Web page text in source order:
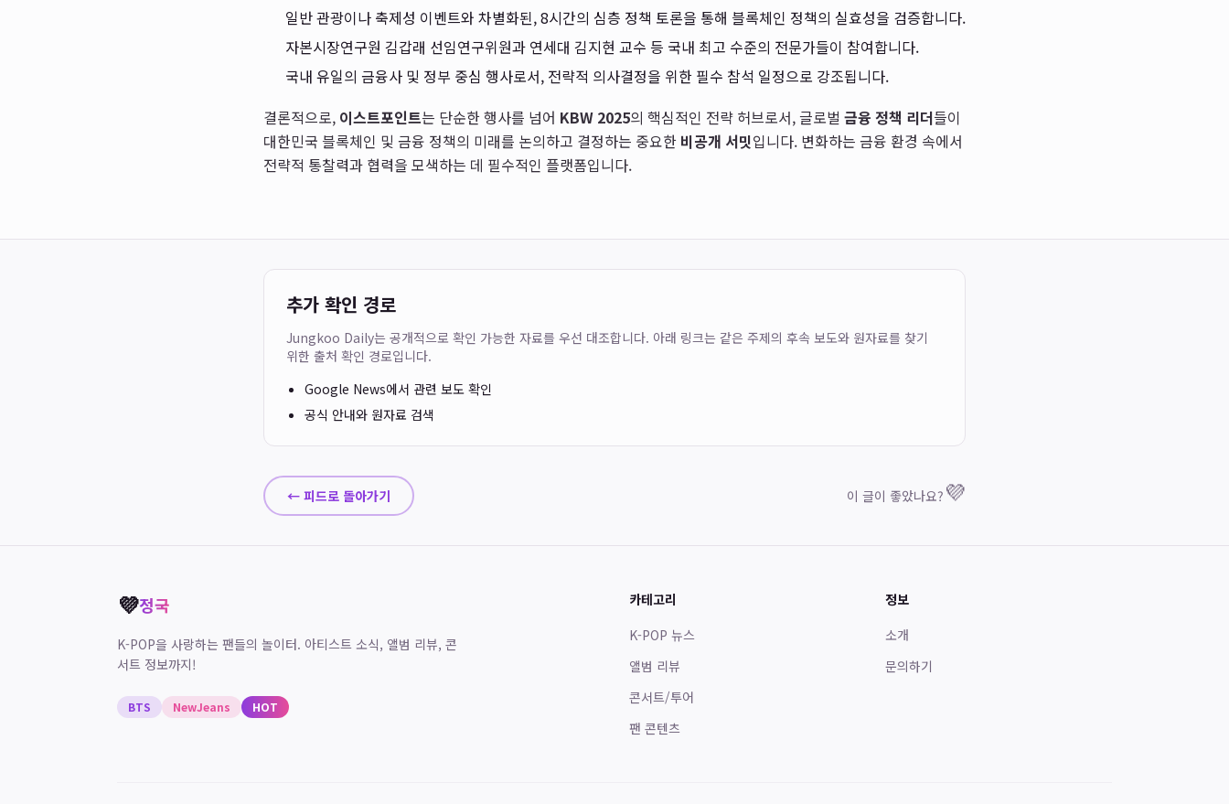
일반 관광이나 축제성 이벤트와 차별화된, 8시간의 심층 정책 토론을 통해 블록체인 정책의 실효성을 검증합니다.
자본시장연구원 김갑래 선임연구위원과 연세대 김지현 교수 등 국내 최고 수준의 전문가들이 참여합니다.
국내 유일의 금융사 및 정부 중심 행사로서, 전략적 의사결정을 위한 필수 참석 일정으로 강조됩니다.
결론적으로, 이스트포인트는 단순한 행사를 넘어 KBW 2025의 핵심적인 전략 허브로서, 글로벌 금융 정책 리더들이
대한민국 블록체인 및 금융 정책의 미래를 논의하고 결정하는 중요한 비공개 서밋입니다. 변화하는 금융 환경 속에서
전략적 통찰력과 협력을 모색하는 데 필수적인 플랫폼입니다.
추가 확인 경로
Jungkoo Daily는 공개적으로 확인 가능한 자료를 우선 대조합니다. 아래 링크는 같은 주제의 후속 보도와 원자료를 찾기
위한 출처 확인 경로입니다.
Google News에서 관련 보도 확인
공식 안내와 원자료 검색
← 피드로 돌아가기 이 글이 좋았나요? 💜
💜정국
K-POP을 사랑하는 팬들의 놀이터. 아티스트 소식, 앨범 리뷰, 콘
서트 정보까지!
BTS NewJeans HOT
카테고리
K-POP 뉴스
앨범 리뷰
콘서트/투어
팬 콘텐츠
정보
소개
문의하기